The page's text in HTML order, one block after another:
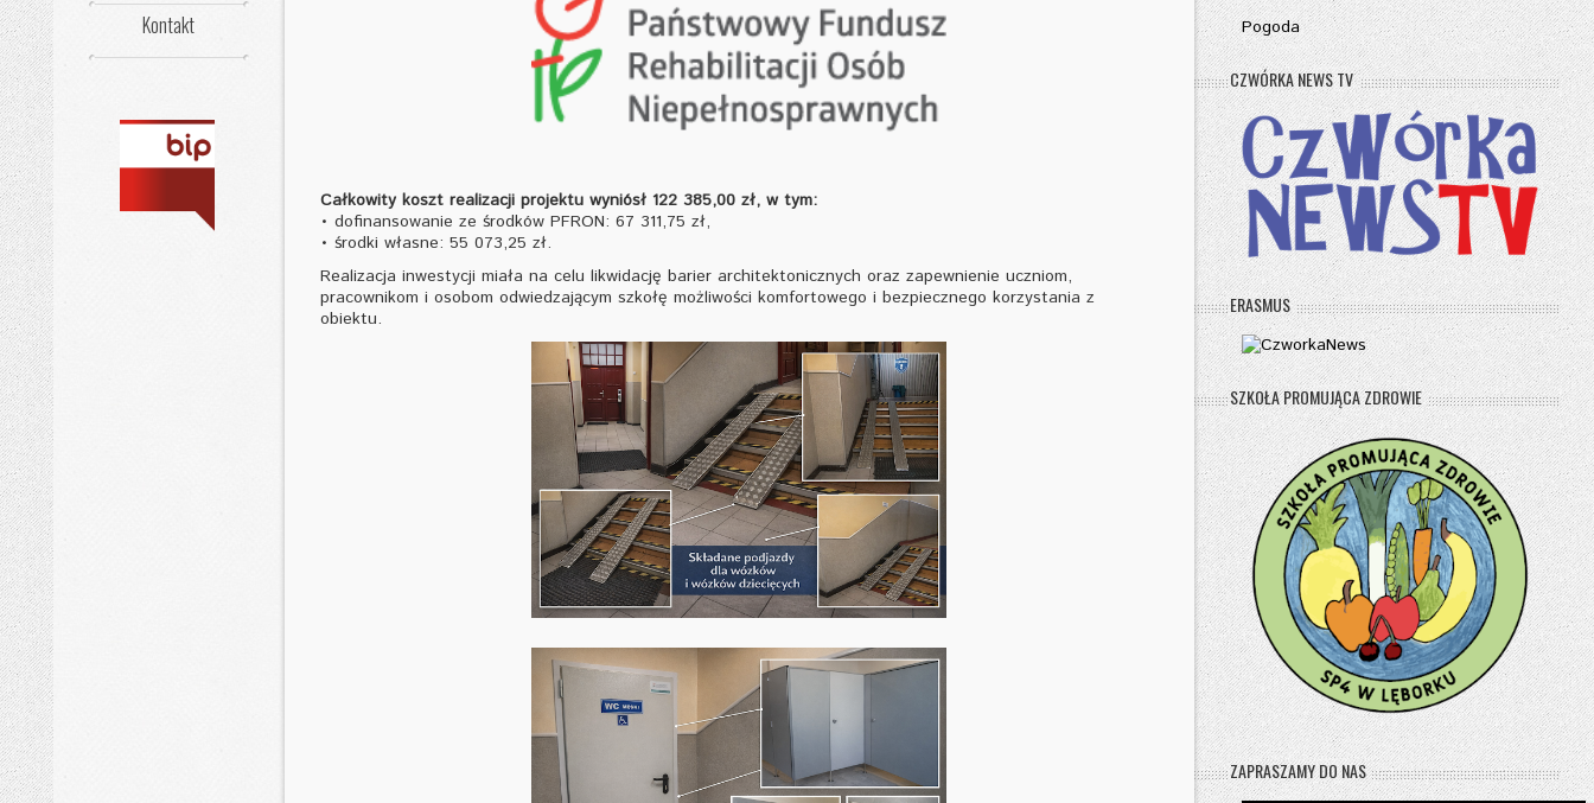
Kontakt
Całkowity koszt realizacji projektu wyniósł 122 385,00 zł, w tym:
• dofinansowanie ze środków PFRON: 67 311,75 zł,
• środki własne: 55 073,25 zł.
Realizacja inwestycji miała na celu likwidację barier architektonicznych oraz zapewnienie uczniom,
pracownikom i osobom odwiedzającym szkołę możliwości komfortowego i bezpiecznego korzystania z
obiektu.
Pogoda
CZWÓRKA NEWS TV
ERASMUS
SZKOŁA PROMUJĄCA ZDROWIE
ZAPRASZAMY DO NAS